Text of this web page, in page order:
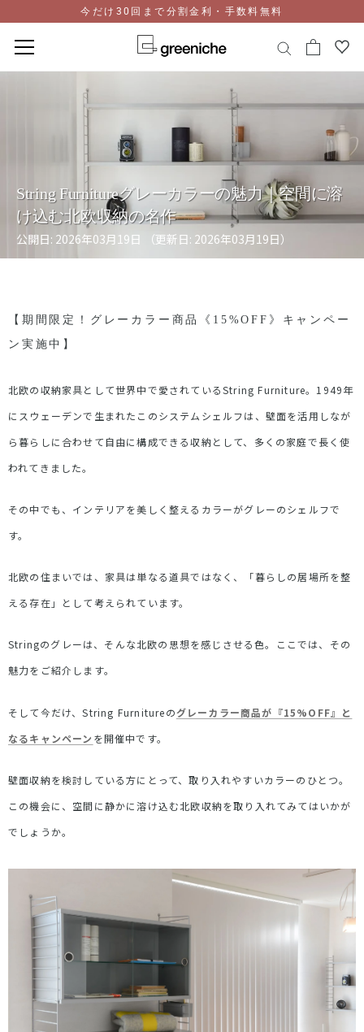
今だけ30回まで分割金利・手数料無料
String Furnitureグレーカラーの魅力｜空間に溶
け込む北欧収納の名作
公開日: 2026年03月19日 （更新日: 2026年03月19日）
【期間限定！グレーカラー商品《 15%OFF 》キャンペー
ン実施中】
北欧の収納家具として世界中で愛されているString Furniture。 1949年
にスウェーデンで生まれたこのシステムシェルフは、壁面を活用しなが
ら暮らしに合わせて自由に構成できる収納として、多くの家庭で長く使
われてきました。
その中でも、インテリアを美しく整えるカラーがグレーのシェルフで
す。
北欧の住まいでは、家具は単なる道具ではなく、「暮らしの居場所を整
える存在」として考えられています。
Stringのグレーは、そんな北欧の思想を感じさせる色。ここでは、その
魅力をご紹介します。
そして今だけ、String Furnitureのグレーカラー商品が『15%OFF』と
なるキャンペーン を開催中です。
壁面収納を検討している方にとって、取り入れやすいカラーのひとつ。
この機会に、空間に静かに溶け込む北欧収納を取り入れてみてはいかが
でしょうか。